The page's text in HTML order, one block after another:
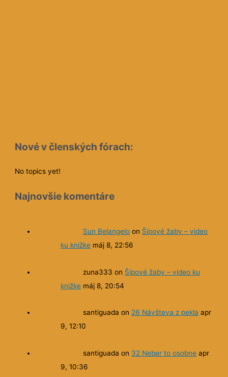
Nové v členských fórach:
No topics yet!
Najnovšie komentáre
Sun Belangelo on Šípové žaby – video
ku knižke máj 8, 22:56
zuna333 on Šípové žaby – video ku
knižke máj 8, 20:54
santiguada on 26 Návšteva z pekla apr
9, 12:10
santiguada on 32 Neber to osobne apr
9, 10:36